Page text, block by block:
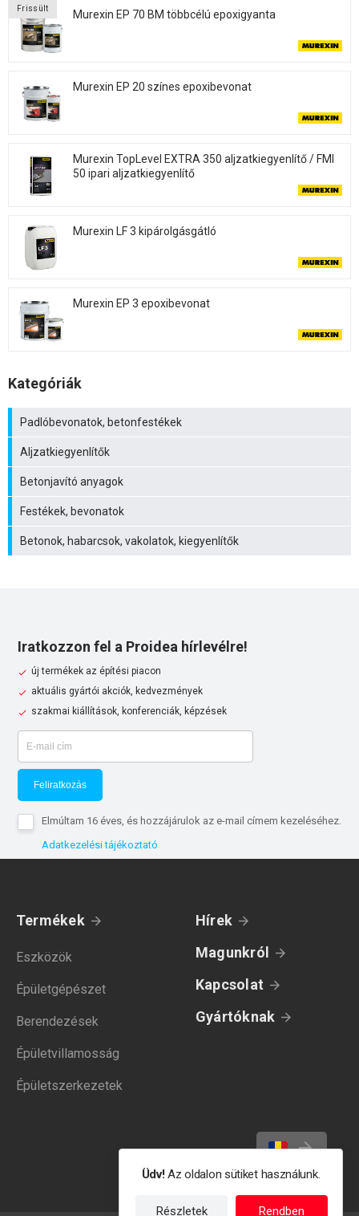
Frissült Murexin EP 70 BM többcélú epoxigyanta
Murexin EP 20 színes epoxibevonat
Murexin TopLevel EXTRA 350 aljzatkiegyenlítő / FMI
50 ipari aljzatkiegyenlítő
Murexin LF 3 kipárolgásgátló
Murexin EP 3 epoxibevonat
Kategóriák
Padlóbevonatok, betonfestékek
Aljzatkiegyenlítők
Betonjavító anyagok
Festékek, bevonatok
Betonok, habarcsok, vakolatok, kiegyenlítők
Iratkozzon fel a Proidea hírlevélre!
új termékek az építési piacon
aktuális gyártói akciók, kedvezmények
szakmai kiállítások, konferenciák, képzések
Feliratkozás
Elmúltam 16 éves, és hozzájárulok az e-mail címem kezeléséhez.
Adatkezelési tájékoztató
Termékek
Eszközök
Épületgépészet
Berendezések
Épületvillamosság
Épületszerkezetek
Hírek
Magunkról
Kapcsolat
Gyártóknak
Üdv!Az oldalon sütiket használunk.
Részletek Rendben